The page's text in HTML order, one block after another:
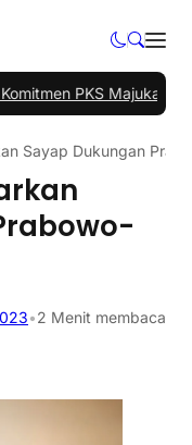
PKS Majukan
Sayap Dukungan
•2 Menit membaca